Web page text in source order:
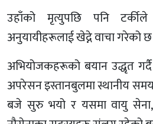
उहाँको मृत्युपछि पनि टर्कीले
अनुयायीहरूलाई खेद्ने वाचा गरेको छ
अभियोजकहरूको बयान उद्धृत
अपरेसन इस्तानबुलमा स्थानीय
बजे सुरु भयो र यसमा वायु सेना,